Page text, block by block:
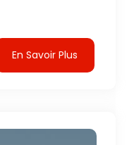
En Savoir Plus